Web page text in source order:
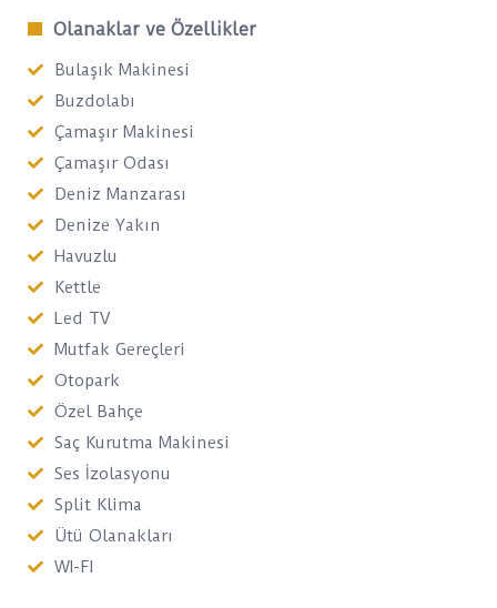
Olanaklar ve Özellikler
Bulaşık Makinesi
Buzdolabı
Çamaşır Makinesi
Çamaşır Odası
Deniz Manzarası
Denize Yakın
Havuzlu
Kettle
Led TV
Mutfak Gereçleri
Otopark
Özel Bahçe
Saç Kurutma Makinesi
Ses İzolasyonu
Split Klima
Ütü Olanakları
WI-FI